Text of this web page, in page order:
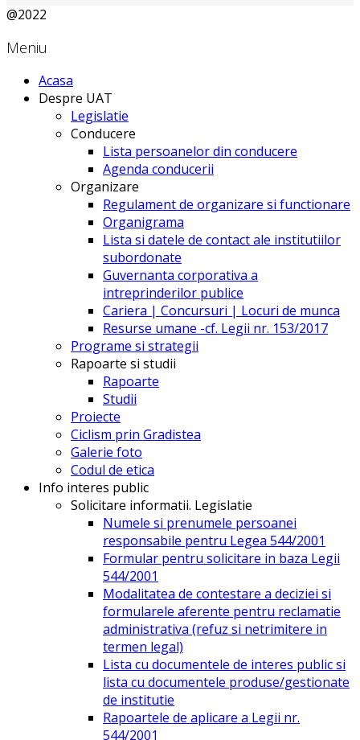
@2022
Meniu
Acasa
Despre UAT
Legislatie
Conducere
Lista persoanelor din conducere
Agenda conducerii
Organizare
Regulament de organizare si functionare
Organigrama
Lista si datele de contact ale institutiilor
subordonate
Guvernanta corporativa a
intreprinderilor publice
Cariera | Concursuri | Locuri de munca
Resurse umane -cf. Legii nr. 153/2017
Programe si strategii
Rapoarte si studii
Rapoarte
Studii
Proiecte
Ciclism prin Gradistea
Galerie foto
Codul de etica
Info interes public
Solicitare informatii. Legislatie
Numele si prenumele persoanei
responsabile pentru Legea 544/2001
Formular pentru solicitare in baza Legii
544/2001
Modalitatea de contestare a deciziei si
formularele aferente pentru reclamatie
administrativa (refuz si netrimitere in
termen legal)
Lista cu documentele de interes public si
lista cu documentele produse/gestionate
de institutie
Rapoartele de aplicare a Legii nr.
544/2001